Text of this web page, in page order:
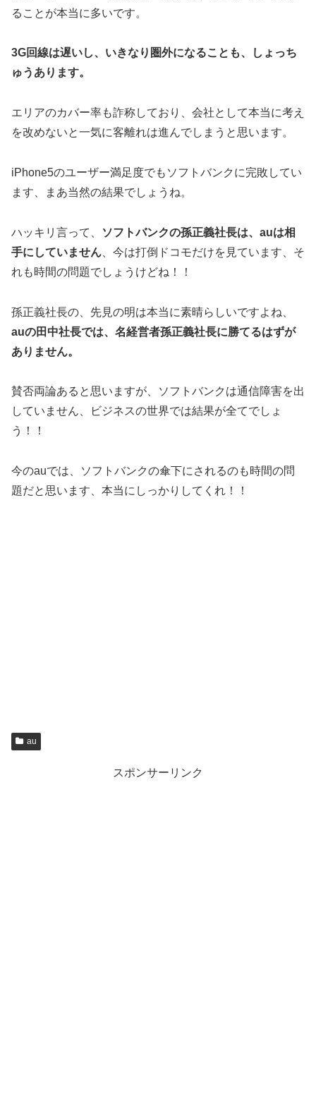
ることが本当に多いです。
3G回線は遅いし、いきなり圏外になることも、しょっち
ゅうあります。
エリアのカバー率も詐称しており、会社として本当に考え
を改めないと一気に客離れは進んでしまうと思います。
iPhone5のユーザー満足度でもソフトバンクに完敗してい
ます、まあ当然の結果でしょうね。
ハッキリ言って、
ソフトバンクの孫正義社長は、auは相
手にしていません 、今は打倒ドコモだけを見ています、そ
れも時間の問題でしょうけどね！！
孫正義社長の、先見の明は本当に素晴らしいですよね、
auの田中社長では、名経営者孫正義社長に勝てるはずが
ありません。
賛否両論あると思いますが、ソフトバンクは通信障害を出
していません、ビジネスの世界では結果が全てでしょ
う！！
今のauでは、ソフトバンクの傘下にされるのも時間の問
題だと思います、本当にしっかりしてくれ！！
au
スポンサーリンク